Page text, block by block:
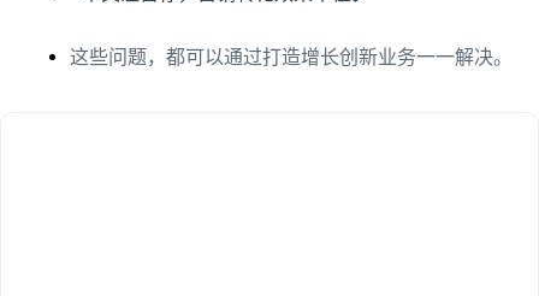
这些问题，都可以通过打造增长创新业务一一解决。